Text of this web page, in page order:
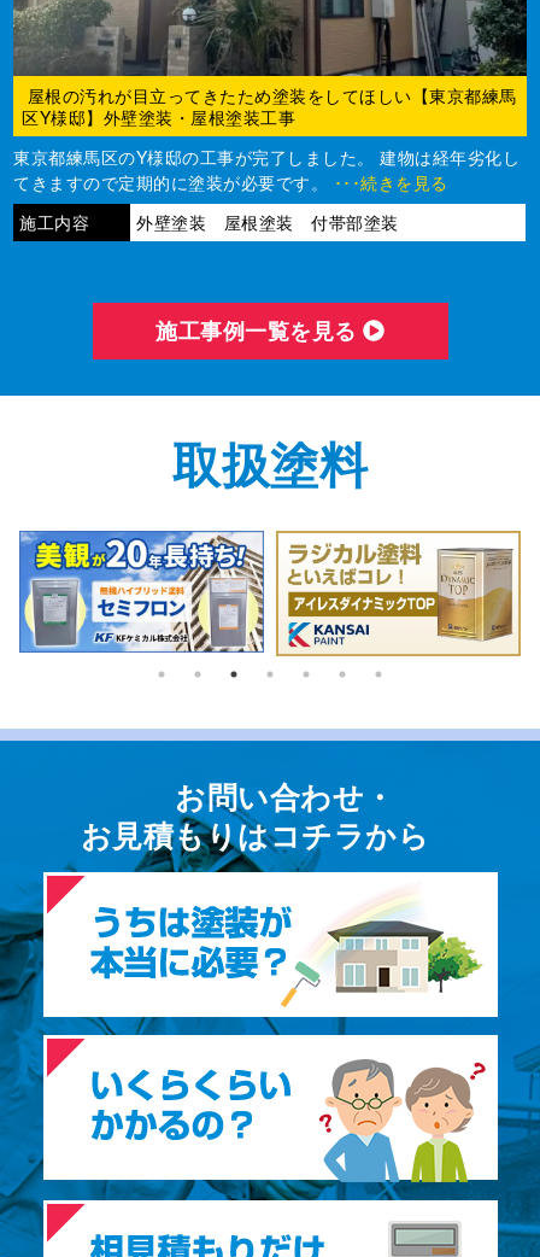
屋根の汚れが目立ってきたため塗装をしてほしい【東京都練馬
区Y様邸】外壁塗装・屋根塗装工事
東京都練馬区のY様邸の工事が完了しました。 建物は経年劣化し
てきますので定期的に塗装が必要です。
･･･続きを見る
施工内容
外壁塗装 屋根塗装 付帯部塗装
施⼯事例⼀覧を⾒る
取扱塗料
お問い合わせ・
お⾒積もりはコチラから